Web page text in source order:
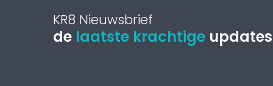
KR8 Nieuwsbrief
de laatste krachtige updates